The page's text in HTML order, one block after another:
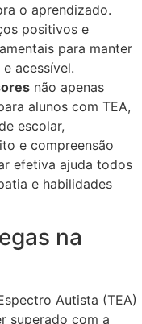
o aprendizado.
positivos e
para manter
acessível.
não apenas
alunos com TEA,
escolar,
e compreensão
efetiva ajuda todos
e habilidades
na
Autista (TEA)
superado com a